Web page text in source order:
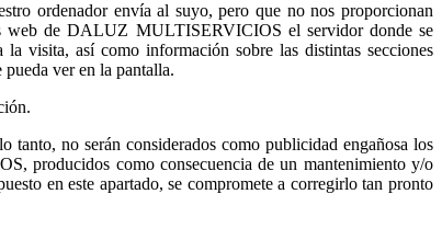
ordenador envía al suyo, pero que no nos proporcionan
web de DALUZ MULTISERVICIOS el servidor donde se
visita, así como información sobre las distintas secciones
ver en la pantalla.
no serán considerados como publicidad engañosa los
producidos como consecuencia de un mantenimiento y/o
en este apartado, se compromete a corregirlo tan pronto